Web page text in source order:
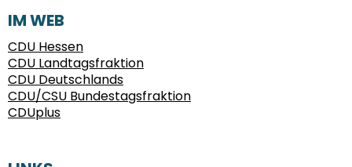
IM WEB
CDU Hessen
CDU Landtagsfraktion
CDU Deutschlands
CDU/CSU Bundestagsfraktion
CDUplus